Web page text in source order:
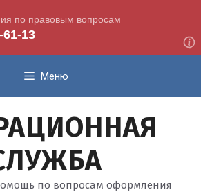
Меню
по вопросам оформления